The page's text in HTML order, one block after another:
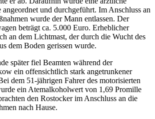
und durchgeführt. Im Anschluss an
wurde der Mann entlassen. Der
beträgt ca. 5.000 Euro. Erheblicher
an dem Lichtmast, der durch die Wucht des
dem Boden gerissen wurde.
später fiel Beamten während der
ein offensichtlich stark angetrunkener
dem 51-jährigen Fahrer des motorisierten
ein Atemalkoholwert von 1,69 Promille
den Rostocker im Anschluss an die
nach Hause.